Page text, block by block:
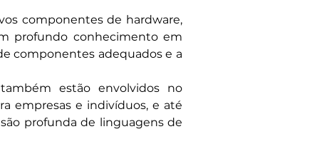
componentes de hardware,
profundo conhecimento em
componentes adequados e a
estão envolvidos no
empresas e indivíduos, e até
profunda de linguagens de